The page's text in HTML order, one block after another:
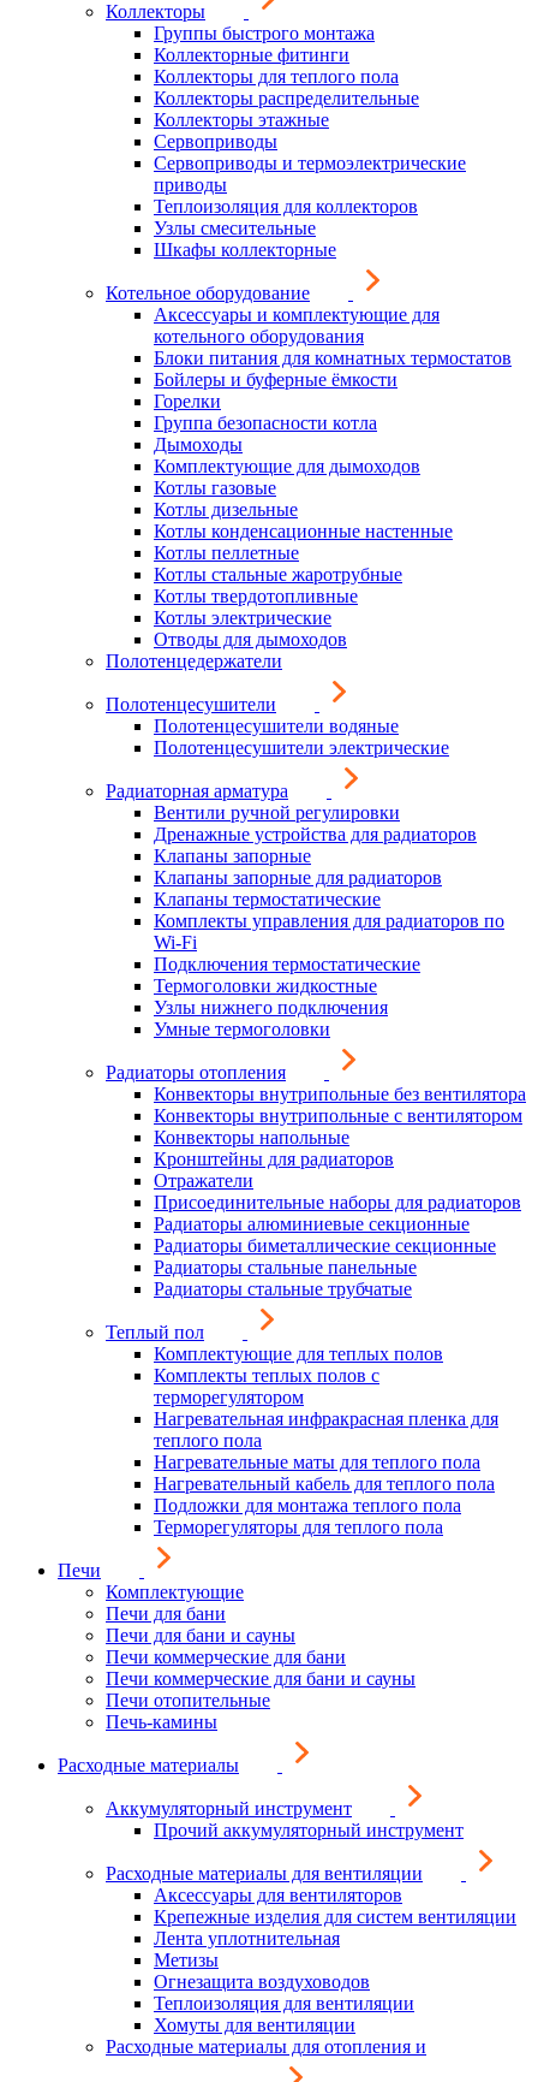
Коллекторы
Группы быстрого монтажа
Коллекторные фитинги
Коллекторы для теплого пола
Коллекторы распределительные
Коллекторы этажные
Сервоприводы
Сервоприводы и термоэлектрические
приводы
Теплоизоляция для коллекторов
Узлы смесительные
Шкафы коллекторные
Котельное оборудование
Аксессуары и комплектующие для
котельного оборудования
Блоки питания для комнатных термостатов
Бойлеры и буферные ёмкости
Горелки
Группа безопасности котла
Дымоходы
Комплектующие для дымоходов
Котлы газовые
Котлы дизельные
Котлы конденсационные настенные
Котлы пеллетные
Котлы стальные жаротрубные
Котлы твердотопливные
Котлы электрические
Отводы для дымоходов
Полотенцедержатели
Полотенцесушители
Полотенцесушители водяные
Полотенцесушители электрические
Радиаторная арматура
Вентили ручной регулировки
Дренажные устройства для радиаторов
Клапаны запорные
Клапаны запорные для радиаторов
Клапаны термостатические
Комплекты управления для радиаторов по
Wi-Fi
Подключения термостатические
Термоголовки жидкостные
Узлы нижнего подключения
Умные термоголовки
Радиаторы отопления
Конвекторы внутрипольные без вентилятора
Конвекторы внутрипольные с вентилятором
Конвекторы напольные
Кронштейны для радиаторов
Отражатели
Присоединительные наборы для радиаторов
Радиаторы алюминиевые секционные
Радиаторы биметаллические секционные
Радиаторы стальные панельные
Радиаторы стальные трубчатые
Теплый пол
Комплектующие для теплых полов
Комплекты теплых полов с
терморегулятором
Нагревательная инфракрасная пленка для
теплого пола
Нагревательные маты для теплого пола
Нагревательный кабель для теплого пола
Подложки для монтажа теплого пола
Терморегуляторы для теплого пола
Печи
Комплектующие
Печи для бани
Печи для бани и сауны
Печи коммерческие для бани
Печи коммерческие для бани и сауны
Печи отопительные
Печь-камины
Расходные материалы
Аккумуляторный инструмент
Прочий аккумуляторный инструмент
Расходные материалы для вентиляции
Аксессуары для вентиляторов
Крепежные изделия для систем вентиляции
Лента уплотнительная
Метизы
Огнезащита воздуховодов
Теплоизоляция для вентиляции
Хомуты для вентиляции
Расходные материалы для отопления и